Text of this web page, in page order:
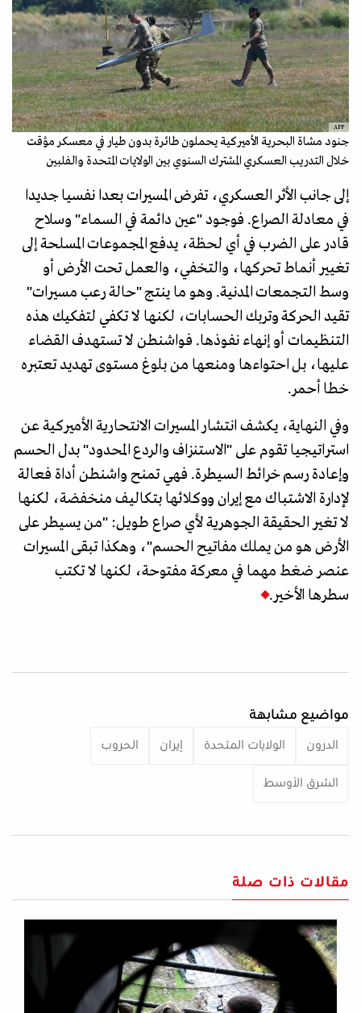
AFP
جنود مشاة البحرية الأميركية يحملون طائرة بدون طيار في معسكر مؤقت
خلال التدريب العسكري المشترك السنوي بين الولايات المتحدة والفلبين
إلى جانب الأثر العسكري، تفرض المسيرات بعدا نفسيا جديدا
في معادلة الصراع. فوجود "عين دائمة في السماء" وسلاح
قادر على الضرب في أي لحظة، يدفع المجموعات المسلحة إلى
تغيير أنماط تحركها، والتخفي، والعمل تحت الأرض أو
وسط التجمعات المدنية. وهو ما ينتج "حالة رعب مسيرات"
تقيد الحركة وتربك الحسابات، لكنها لا تكفي لتفكيك هذه
التنظيمات أو إنهاء نفوذها. فواشنطن لا تستهدف القضاء
عليها، بل احتواءها ومنعها من بلوغ مستوى تهديد تعتبره
خطا أحمر.
وفي النهاية، يكشف انتشار المسيرات الانتحارية الأميركية عن
استراتيجيا تقوم على "الاستنزاف والردع المحدود" بدل الحسم
وإعادة رسم خرائط السيطرة. فهي تمنح واشنطن أداة فعالة
لإدارة الاشتباك مع إيران ووكلائها بتكاليف منخفضة، لكنها
لا تغير الحقيقة الجوهرية لأي صراع طويل: "من يسيطر على
الأرض هو من يملك مفاتيح الحسم"، وهكذا تبقى المسيرات
عنصر ضغط مهما في معركة مفتوحة، لكنها لا تكتب
سطرها الأخير.
مواضيع مشابهة
الدرون الولايات المتحدة إيران الحروب
الشرق الأوسط
مقالات ذات صلة